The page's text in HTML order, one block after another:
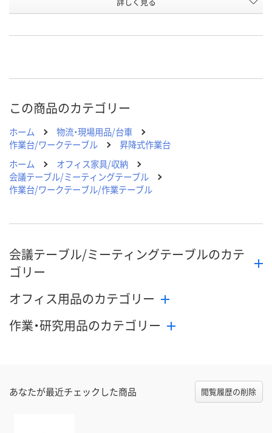
U322417 U322415
カゴへ
この商品のカテゴリー
ホーム
物流・現場用品/台車
作業台/ワークテーブル
昇降式作業台
ホーム
オフィス家具/収納
会議テーブル/ミーティングテーブル
作業台/ワークテーブル/作業テーブル
会議テーブル/ミーティングテーブルのカテ
ゴリー
オフィス用品のカテゴリー
作業・研究用品のカテゴリー
あなたが最近チェックした商品 閲覧履歴の削除